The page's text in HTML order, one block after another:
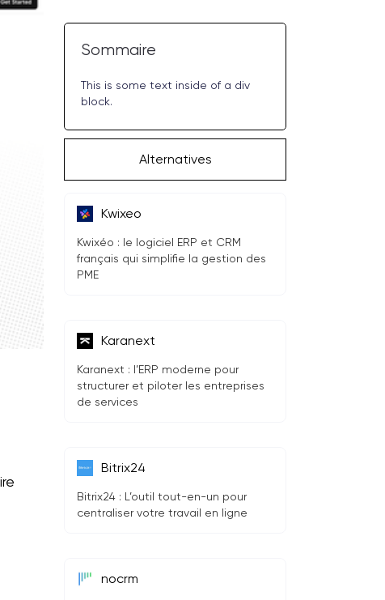
Sommaire
This is some text inside of a div
block.
Alternatives
Kwixeo
Kwixéo : le logiciel ERP et CRM
français qui simplifie la gestion des
PME
Karanext
Karanext : l’ERP moderne pour
structurer et piloter les entreprises
de services
Bitrix24
Bitrix24 : L’outil tout-en-un pour
centraliser votre travail en ligne
nocrm